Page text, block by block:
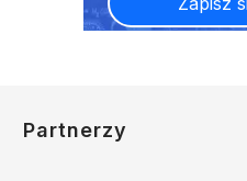
Partnerzy